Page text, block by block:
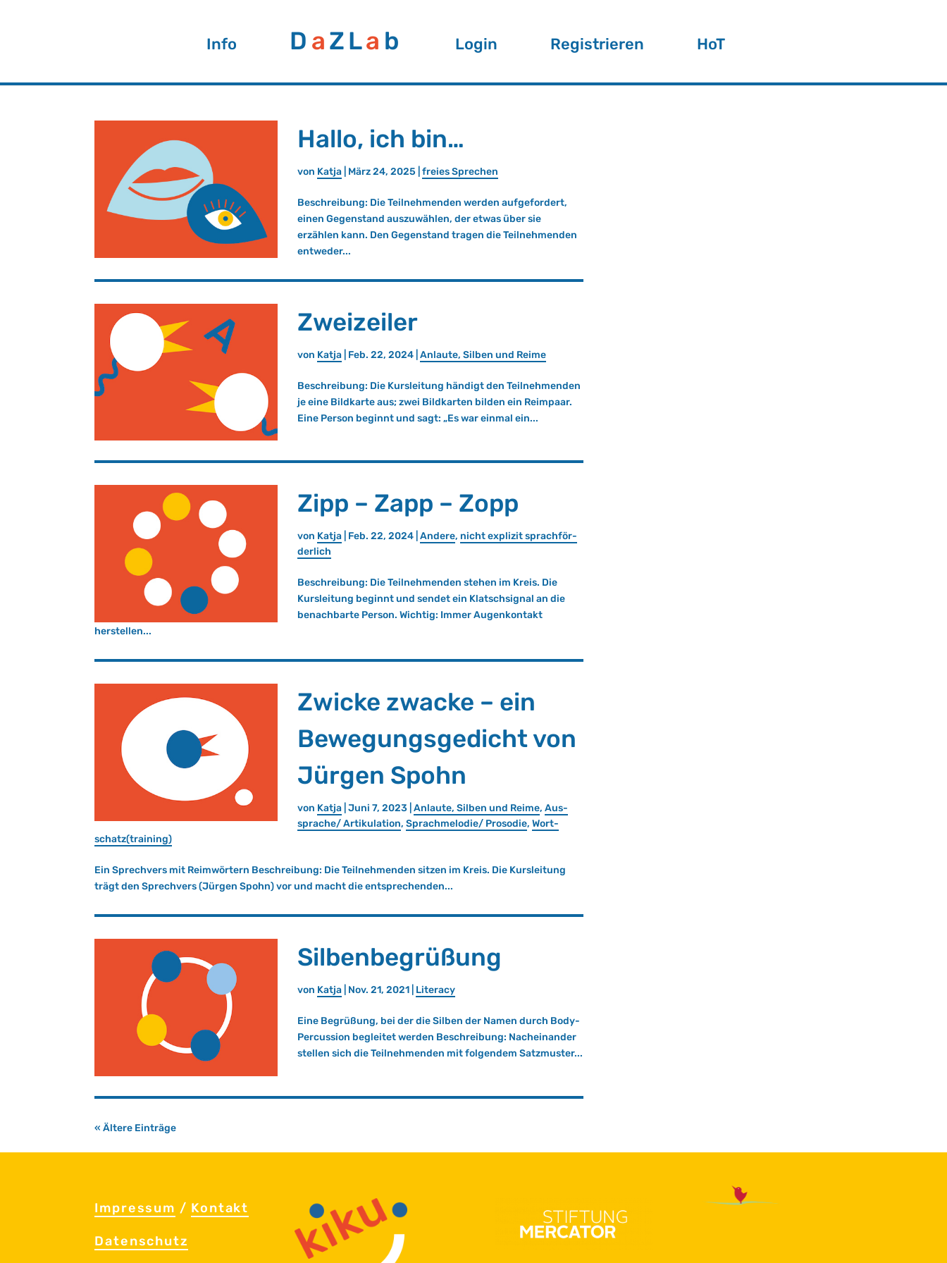
Info D aZLa b Login Registrieren HoT
Hallo, ich bin…
von Katja März 24, 2025 |frei­es Spre­chen
Beschreibung: Die Teilnehmenden werden aufgefordert,
einen Gegenstand auszuwählen, der etwas über sie
erzählen kann. Den Gegenstand tragen die Teilnehmenden
entweder...
Zweizeiler
von Katja Feb. 22, 2024 |An­lau­te, Sil­ben und Reime
Beschreibung: Die Kursleitung händigt den Teilnehmenden
je eine Bildkarte aus; zwei Bildkarten bilden ein Reimpaar.
Eine Person beginnt und sagt: „Es war einmal ein...
Zipp – Zapp – Zopp
von Katja Feb. 22, 2024 |An­de­re, nicht ex­pli­zit sprach­för­
der­lich
Beschreibung: Die Teilnehmenden stehen im Kreis. Die
Kursleitung beginnt und sendet ein Klatschsignal an die
benachbarte Person. Wichtig: Immer Augenkontakt
herstellen...
Zwicke zwacke – ein
Bewegungsgedicht von
Jürgen Spohn
von Katja |Juni 7, 2023 |An­lau­te, Sil­ben und Reime,Aus­
spra­che/ Ar­ti­ku­la­ti­on,Sprach­me­lo­die/ Pro­so­die,Wort­
schatz(trai­ning)
Ein Sprechvers mit Reimwörtern Beschreibung: Die Teilnehmenden sitzen im Kreis. Die Kursleitung
trägt den Sprechvers (Jürgen Spohn) vor und macht die entsprechenden...
Silbenbegrüßung
von Katja Nov. 21, 2021 Li­ter­a­cy
Eine Begrüßung, bei der die Silben der Namen durch Body-
Percussion begleitet werden Beschreibung: Nacheinander
stellen sich die Teilnehmenden mit folgendem Satzmuster...
« Ältere Einträge
Im­pres­sum / Kon­takt
Da­ten­schutz